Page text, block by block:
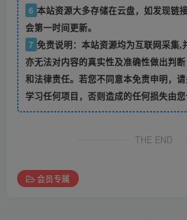
6 本站资源大多存储在云盘，如发现链
会第一时间更新。
7 免责说明：本站资源均为互联网采集,
亦无法对内容的真实性及准确性做出判
和法律责任。若您不同意本免责申明，
学习任何项目，否则造成的任何损失由您
THE END
会员专属